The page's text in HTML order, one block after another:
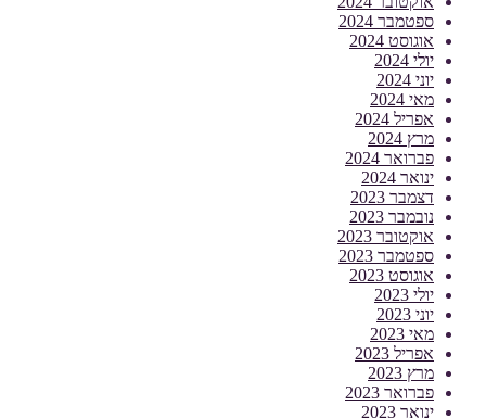
ספטמבר 2024
אוגוסט 2024
יולי 2024
יוני 2024
מאי 2024
אפריל 2024
מרץ 2024
פברואר 2024
ינואר 2024
דצמבר 2023
נובמבר 2023
אוקטובר 2023
ספטמבר 2023
אוגוסט 2023
יולי 2023
יוני 2023
מאי 2023
אפריל 2023
מרץ 2023
פברואר 2023
ינואר 2023